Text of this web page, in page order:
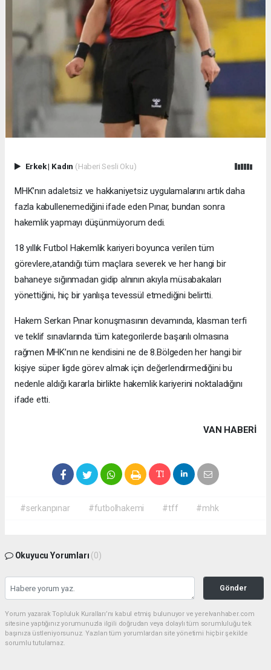
Erkek| Kadın (Haberi Sesli Oku)
MHK’nın adaletsiz ve hakkaniyetsiz uygulamalarını artık daha
fazla kabullenemediğini ifade eden Pınar, bundan sonra
hakemlik yapmayı düşünmüyorum dedi.
18 yıllık Futbol Hakemlik kariyeri boyunca verilen tüm
görevlere,atandığı tüm maçlara severek ve her hangi bir
bahaneye sığınmadan gidip alnının akıyla müsabakaları
yönettiğini, hiç bir yanlışa tevessül etmediğini belirtti.
Hakem Serkan Pınar konuşmasının devamında, klasman terfi
ve teklif sınavlarında tüm kategorilerde başarılı olmasına
rağmen MHK’nın ne kendisini ne de 8.Bölgeden her hangi bir
kişiye süper ligde görev almak için değerlendirmediğini bu
nedenle aldığı kararla birlikte hakemlik kariyerini noktaladığını
ifade etti.
VAN HABERİ
#serkanpınar #futbolhakemi #tff #mhk
Okuyucu Yorumları (0)
Gönder
Yorum yazarak Topluluk Kuralları’nı kabul etmiş bulunuyor ve yerelvanhaber.com
sitesine yaptığınız yorumunuzla ilgili doğrudan veya dolaylı tüm sorumluluğu tek
başınıza üstleniyorsunuz. Yazılan tüm yorumlardan site yönetimi hiçbir şekilde
sorumlu tutulamaz.